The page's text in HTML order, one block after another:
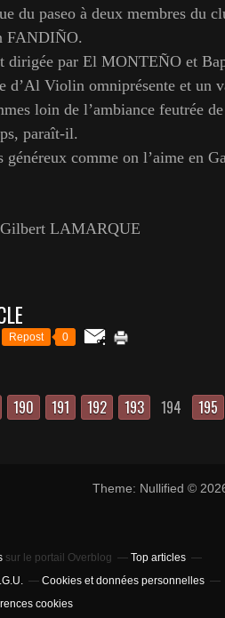
du paseo à deux membres du
FANDIÑO.
dirigée par El MONTEÑO et
d’Al Violin omniprésente et un
loin de l’ambiance feutrée
paraît-il.
comme on l’aime en
Repost 0
100
110
120
130
140
150
160
170
180
190 191 192 193 194 195
Theme: Nullified ©
sur le portail Overblog
Top articles
Cookies et données personnelles
cookies